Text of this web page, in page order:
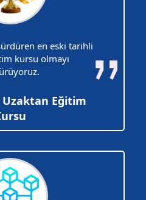
en eski tarihli
kursu olmayı
Uzaktan Eğitim